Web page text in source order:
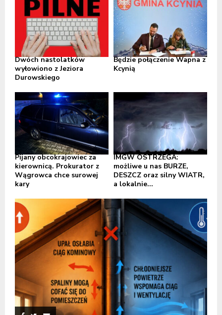
Dwóch nastolatków
wyłowiono z Jeziora
Durowskiego
Będzie połączenie Wapna z
Kcynią
Pijany obcokrajowiec za
kierownicą. Prokurator z
Wągrowca chce surowej
kary
IMGW OSTRZEGA:
możliwe u nas BURZE,
DESZCZ oraz silny WIATR,
a lokalnie...